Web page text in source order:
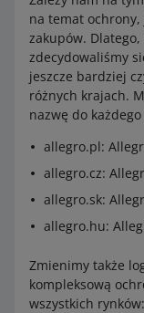
na temat
zakupów.
zdecydowaliśmy
jeszcze bardziej
różnych krajach.
nazwę do
allegro.pl:
allegro.cz:
allegro.sk:
allegro.hu:
Zmienimy także
kompleksową
wszystkich rynków: